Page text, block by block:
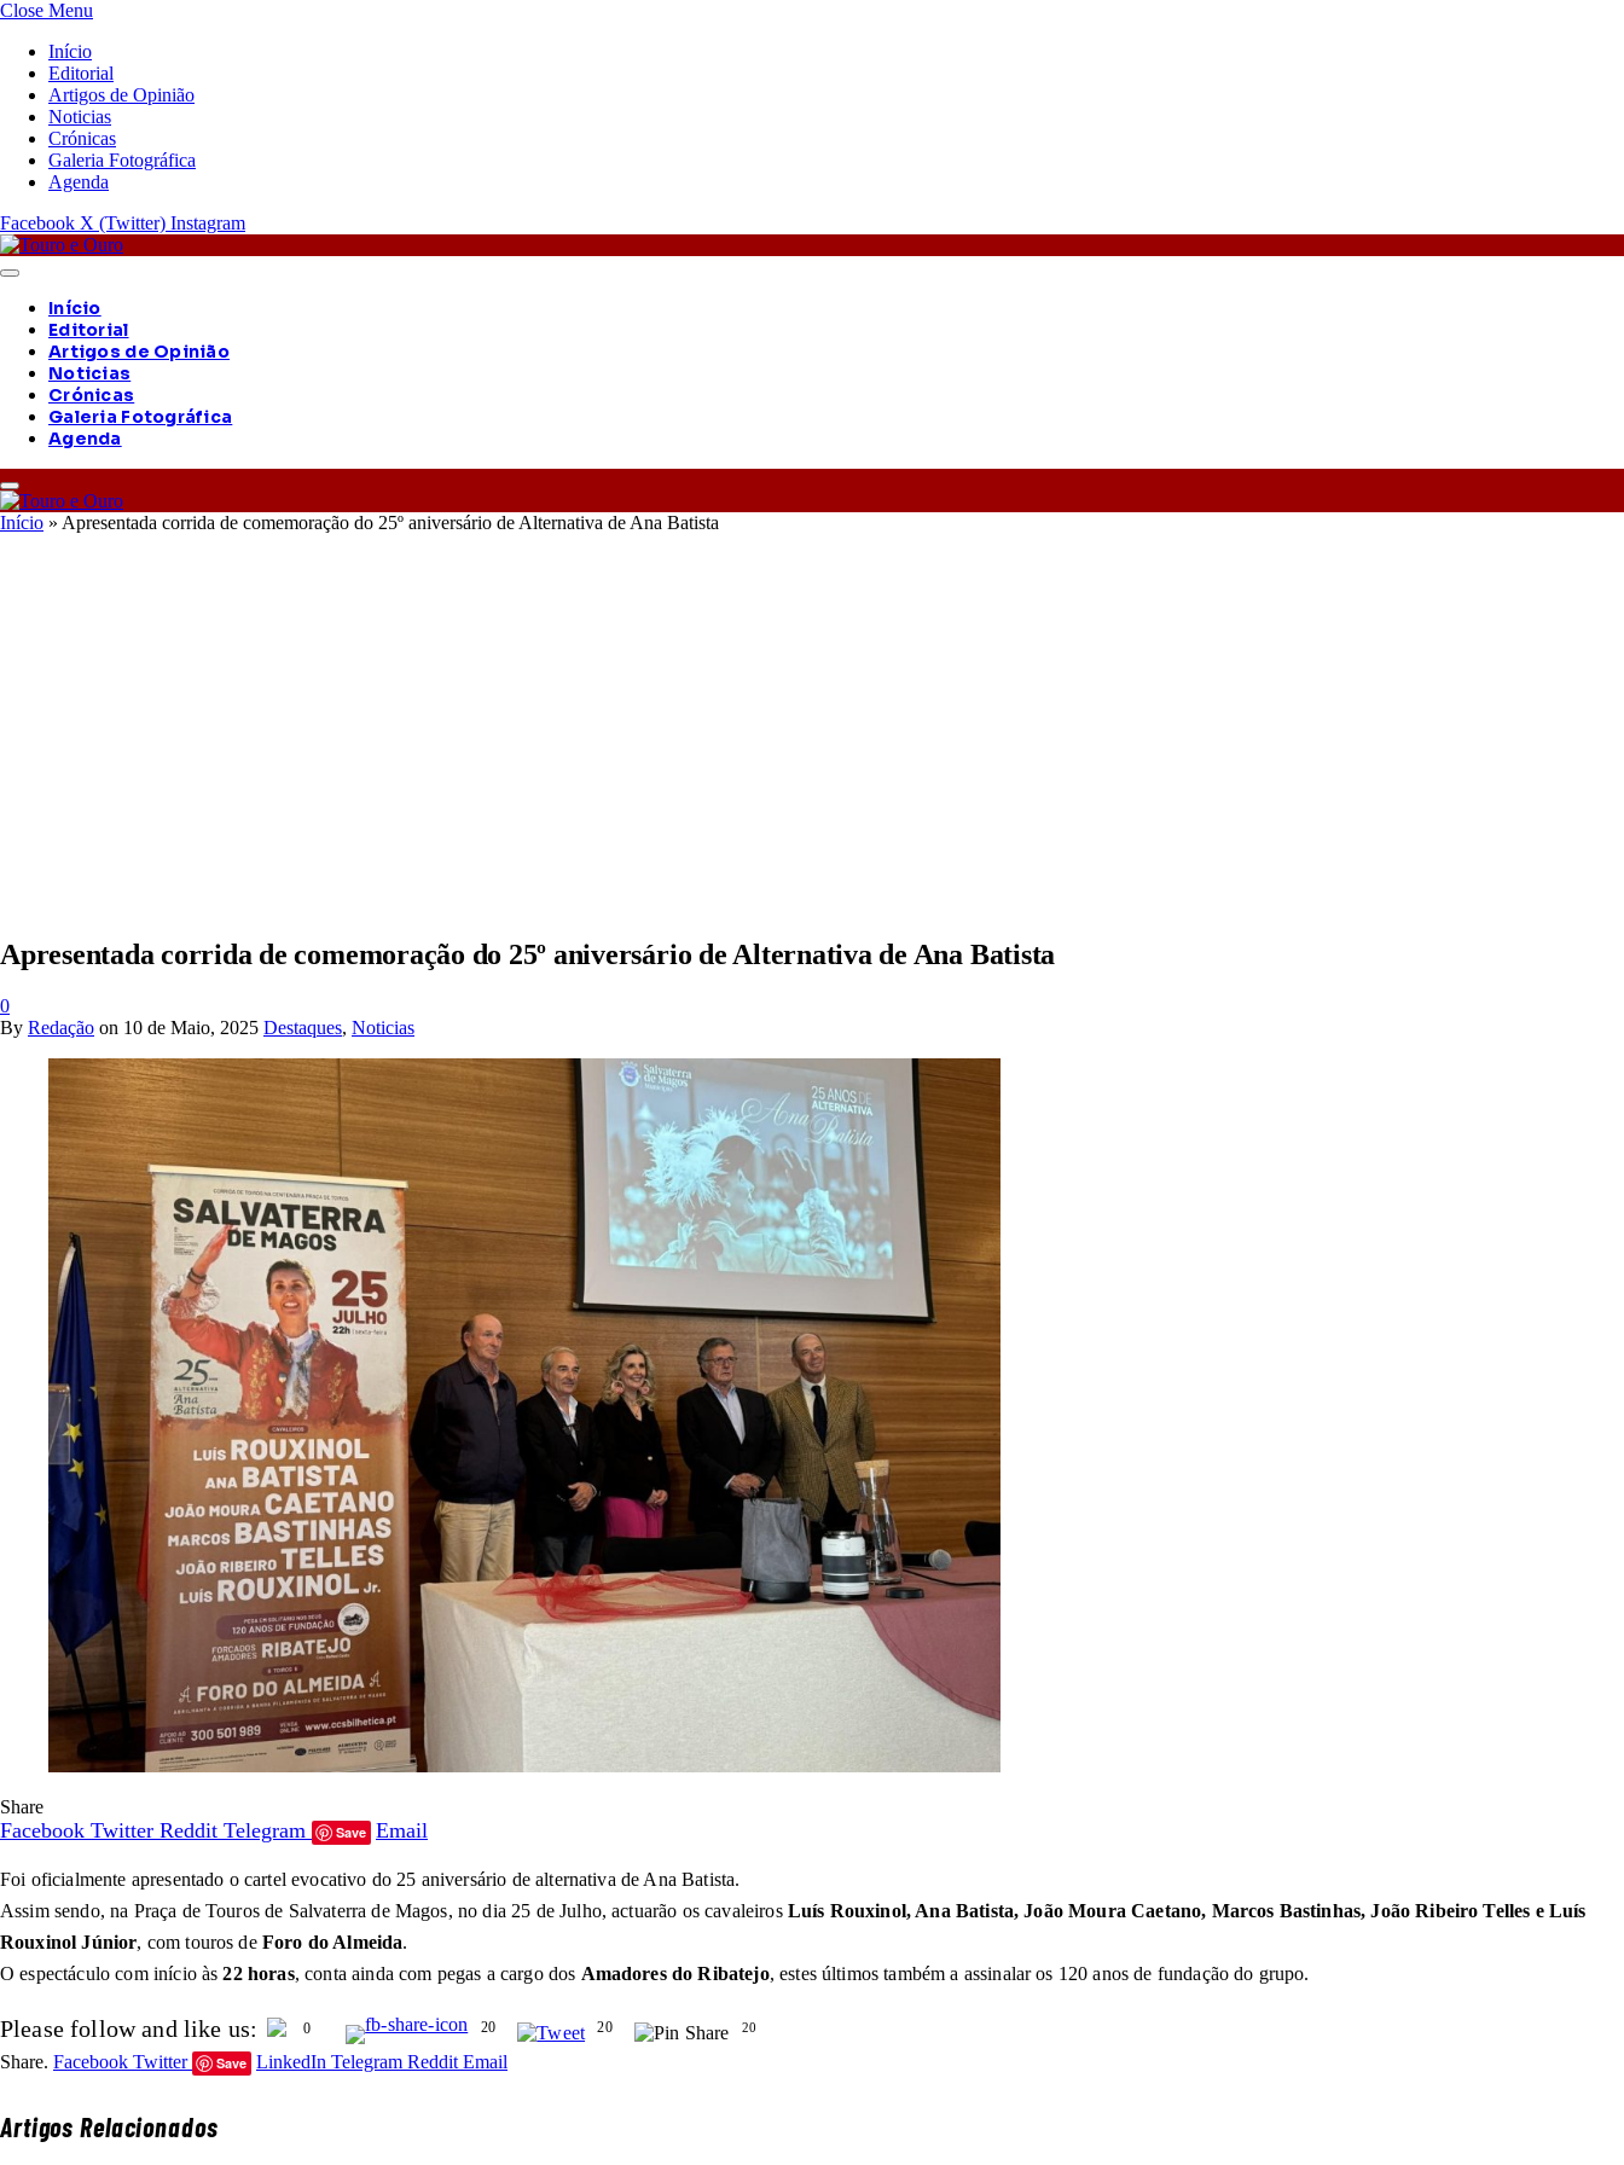
Close Menu
Início
Editorial
Artigos de Opinião
Noticias
Crónicas
Galeria Fotográfica
Agenda
Facebook X (Twitter) Instagram
Início
Editorial
Artigos de Opinião
Noticias
Crónicas
Galeria Fotográfica
Agenda
Início » Apresentada corrida de comemoração do 25º aniversário de Alternativa de Ana Batista
Apresentada corrida de comemoração do 25º aniversário de Alternativa de Ana Batista
0
By Redação on 10 de Maio, 2025 Destaques, Noticias
Share
Facebook Twitter Reddit Telegram Save Email
Foi oficialmente apresentado o cartel evocativo do 25 aniversário de alternativa de Ana Batista.
Assim sendo, na Praça de Touros de Salvaterra de Magos, no dia 25 de Julho, actuarão os cavaleiros Luís Rouxinol, Ana Batista, João Moura Caetano, Marcos Bastinhas, João Ribeiro Telles e Luís
Rouxinol Júnior, com touros de Foro do Almeida.
O espectáculo com início às22 horas, conta ainda com pegas a cargo dos Amadores do Ribatejo, estes últimos também a assinalar os 120 anos de fundação do grupo.
Please follow and like us: 0 20 20 20
Share. Facebook Twitter Save LinkedIn Telegram Reddit Email
Artigos Relacionados